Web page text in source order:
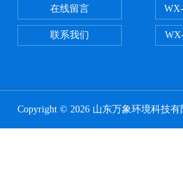
在线留言
联系我们
Copyright © 2026 山东万象环境科技